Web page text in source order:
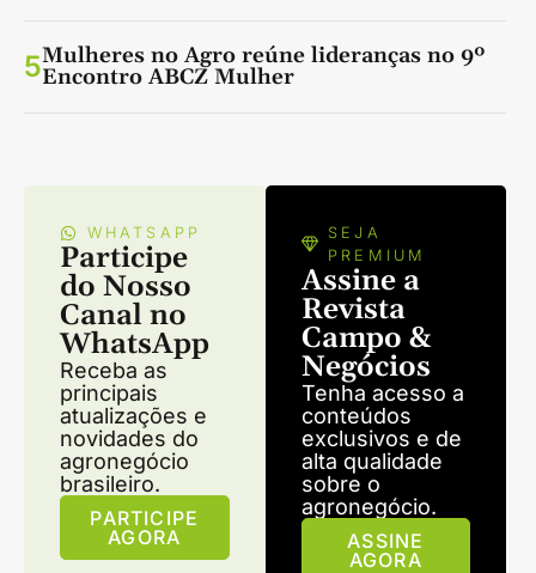
5Mulheres no Agro reúne lideranças no 9º
Encontro ABCZ Mulher
WHATSAPP
Participe
do Nosso
Canal no
WhatsApp
Receba as
principais
atualizações e
novidades do
agronegócio
brasileiro.
PARTICIPE
AGORA
SEJA
PREMIUM
Assine a
Revista
Campo &
Negócios
Tenha acesso a
conteúdos
exclusivos e de
alta qualidade
sobre o
agronegócio.
ASSINE
AGORA